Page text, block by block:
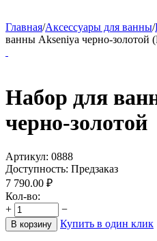
Главная/Аксессуары для ванны/
ванны Akseniya черно-золотой
Набор для
черно-золотой
Артикул: 0888
Доступность: Предзаказ
7 790.00 ₽
Кол-во:
+
−
В корзину Купить в один клик